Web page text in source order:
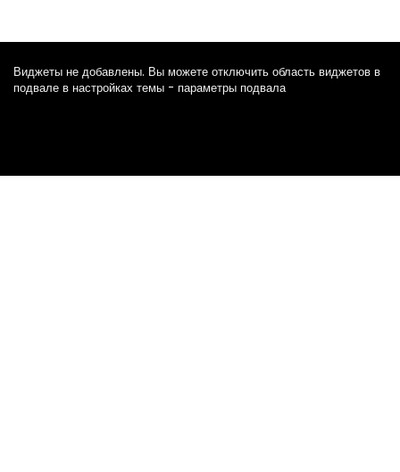
Виджеты не добавлены. Вы можете отключить область виджетов в
подвале в настройках темы - параметры подвала